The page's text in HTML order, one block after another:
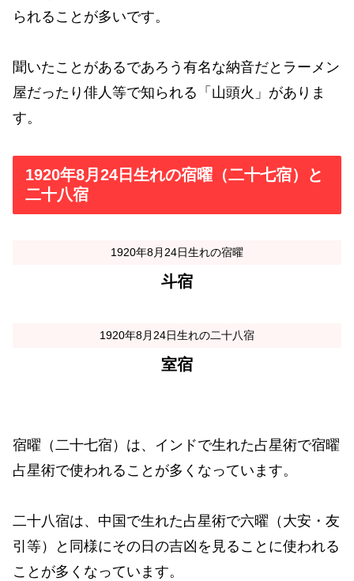
られることが多いです。
聞いたことがあるであろう有名な納音だとラーメン
屋だったり俳人等で知られる「山頭火」がありま
す。
1920年8月24日生れの宿曜（二十七宿）と
二十八宿
1920年8月24日生れの宿曜
斗宿
1920年8月24日生れの二十八宿
室宿
宿曜（二十七宿）は、インドで生れた占星術で宿曜
占星術で使われることが多くなっています。
二十八宿は、中国で生れた占星術で六曜（大安・友
引等）と同様にその日の吉凶を見ることに使われる
ことが多くなっています。